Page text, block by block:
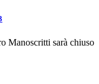
Manoscritti sarà chiuso